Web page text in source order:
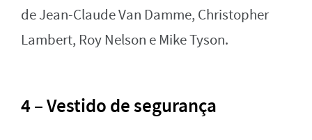
de Jean-Claude Van Damme, Christopher
Lambert, Roy Nelson e Mike Tyson.
4 – Vestido de segurança